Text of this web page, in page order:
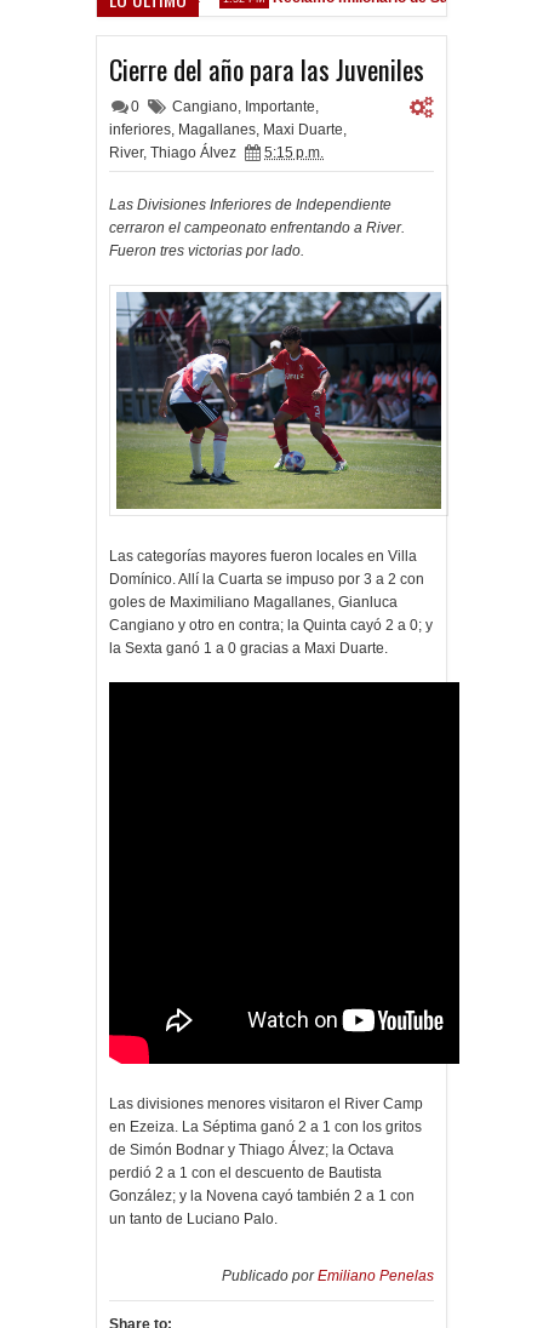
Cierre del año para las Juveniles
0 Cangiano, Importante,
inferiores, Magallanes, Maxi Duarte,
River, Thiago Álvez 5:15 p.m.
Las Divisiones Inferiores de Independiente
cerraron el campeonato enfrentando a River.
Fueron tres victorias por lado.
Las categorías mayores fueron locales en Villa
Domínico. Allí la Cuarta se impuso por 3 a 2 con
goles de Maximiliano Magallanes, Gianluca
Cangiano y otro en contra; la Quinta cayó 2 a 0; y
la Sexta ganó 1 a 0 gracias a Maxi Duarte.
Las divisiones menores visitaron el River Camp
en Ezeiza. La Séptima ganó 2 a 1 con los gritos
de Simón Bodnar y Thiago Álvez; la Octava
perdió 2 a 1 con el descuento de Bautista
González; y la Novena cayó también 2 a 1 con
un tanto de Luciano Palo.
Publicado porEmiliano Penelas
Share to: